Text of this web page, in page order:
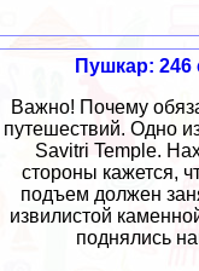
Пушкар: 246
Важно! Почему
путешествий. Одно
Savitri Temple.
стороны кажется,
подъем должен
извилистой
поднялись